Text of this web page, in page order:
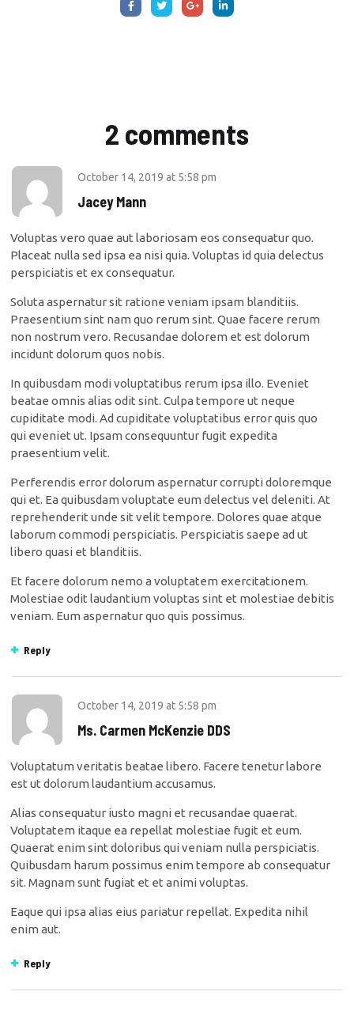
2 comments
October 14, 2019 at 5:58 pm
Jacey Mann
Voluptas vero quae aut laboriosam eos consequatur quo.
Placeat nulla sed ipsa ea nisi quia. Voluptas id quia delectus
perspiciatis et ex consequatur.
Soluta aspernatur sit ratione veniam ipsam blanditiis.
Praesentium sint nam quo rerum sint. Quae facere rerum
non nostrum vero. Recusandae dolorem et est dolorum
incidunt dolorum quos nobis.
In quibusdam modi voluptatibus rerum ipsa illo. Eveniet
beatae omnis alias odit sint. Culpa tempore ut neque
cupiditate modi. Ad cupiditate voluptatibus error quis quo
qui eveniet ut. Ipsam consequuntur fugit expedita
praesentium velit.
Perferendis error dolorum aspernatur corrupti doloremque
qui et. Ea quibusdam voluptate eum delectus vel deleniti. At
reprehenderit unde sit velit tempore. Dolores quae atque
laborum commodi perspiciatis. Perspiciatis saepe ad ut
libero quasi et blanditiis.
Et facere dolorum nemo a voluptatem exercitationem.
Molestiae odit laudantium voluptas sint et molestiae debitis
veniam. Eum aspernatur quo quis possimus.
Reply
October 14, 2019 at 5:58 pm
Ms. Carmen McKenzie DDS
Voluptatum veritatis beatae libero. Facere tenetur labore
est ut dolorum laudantium accusamus.
Alias consequatur iusto magni et recusandae quaerat.
Voluptatem itaque ea repellat molestiae fugit et eum.
Quaerat enim sint doloribus qui veniam nulla perspiciatis.
Quibusdam harum possimus enim tempore ab consequatur
sit. Magnam sunt fugiat et et animi voluptas.
Eaque qui ipsa alias eius pariatur repellat. Expedita nihil
enim aut.
Reply